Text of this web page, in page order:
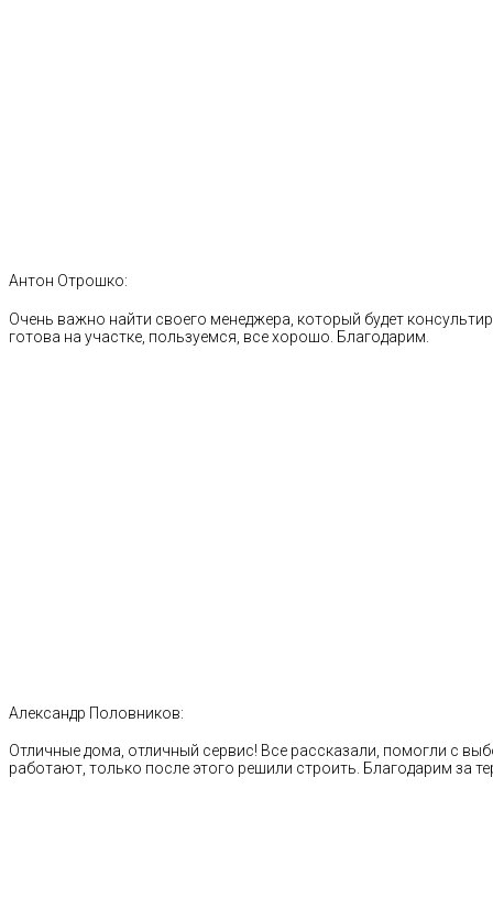
Антон Отрошко:
Очень важно найти своего менеджера, который будет
готова на участке, пользуемся, все хорошо. Благодарим.
Александр Половников:
Отличные дома, отличный сервис! Все рассказали, помогли с
работают, только после этого решили строить. Благодарим за